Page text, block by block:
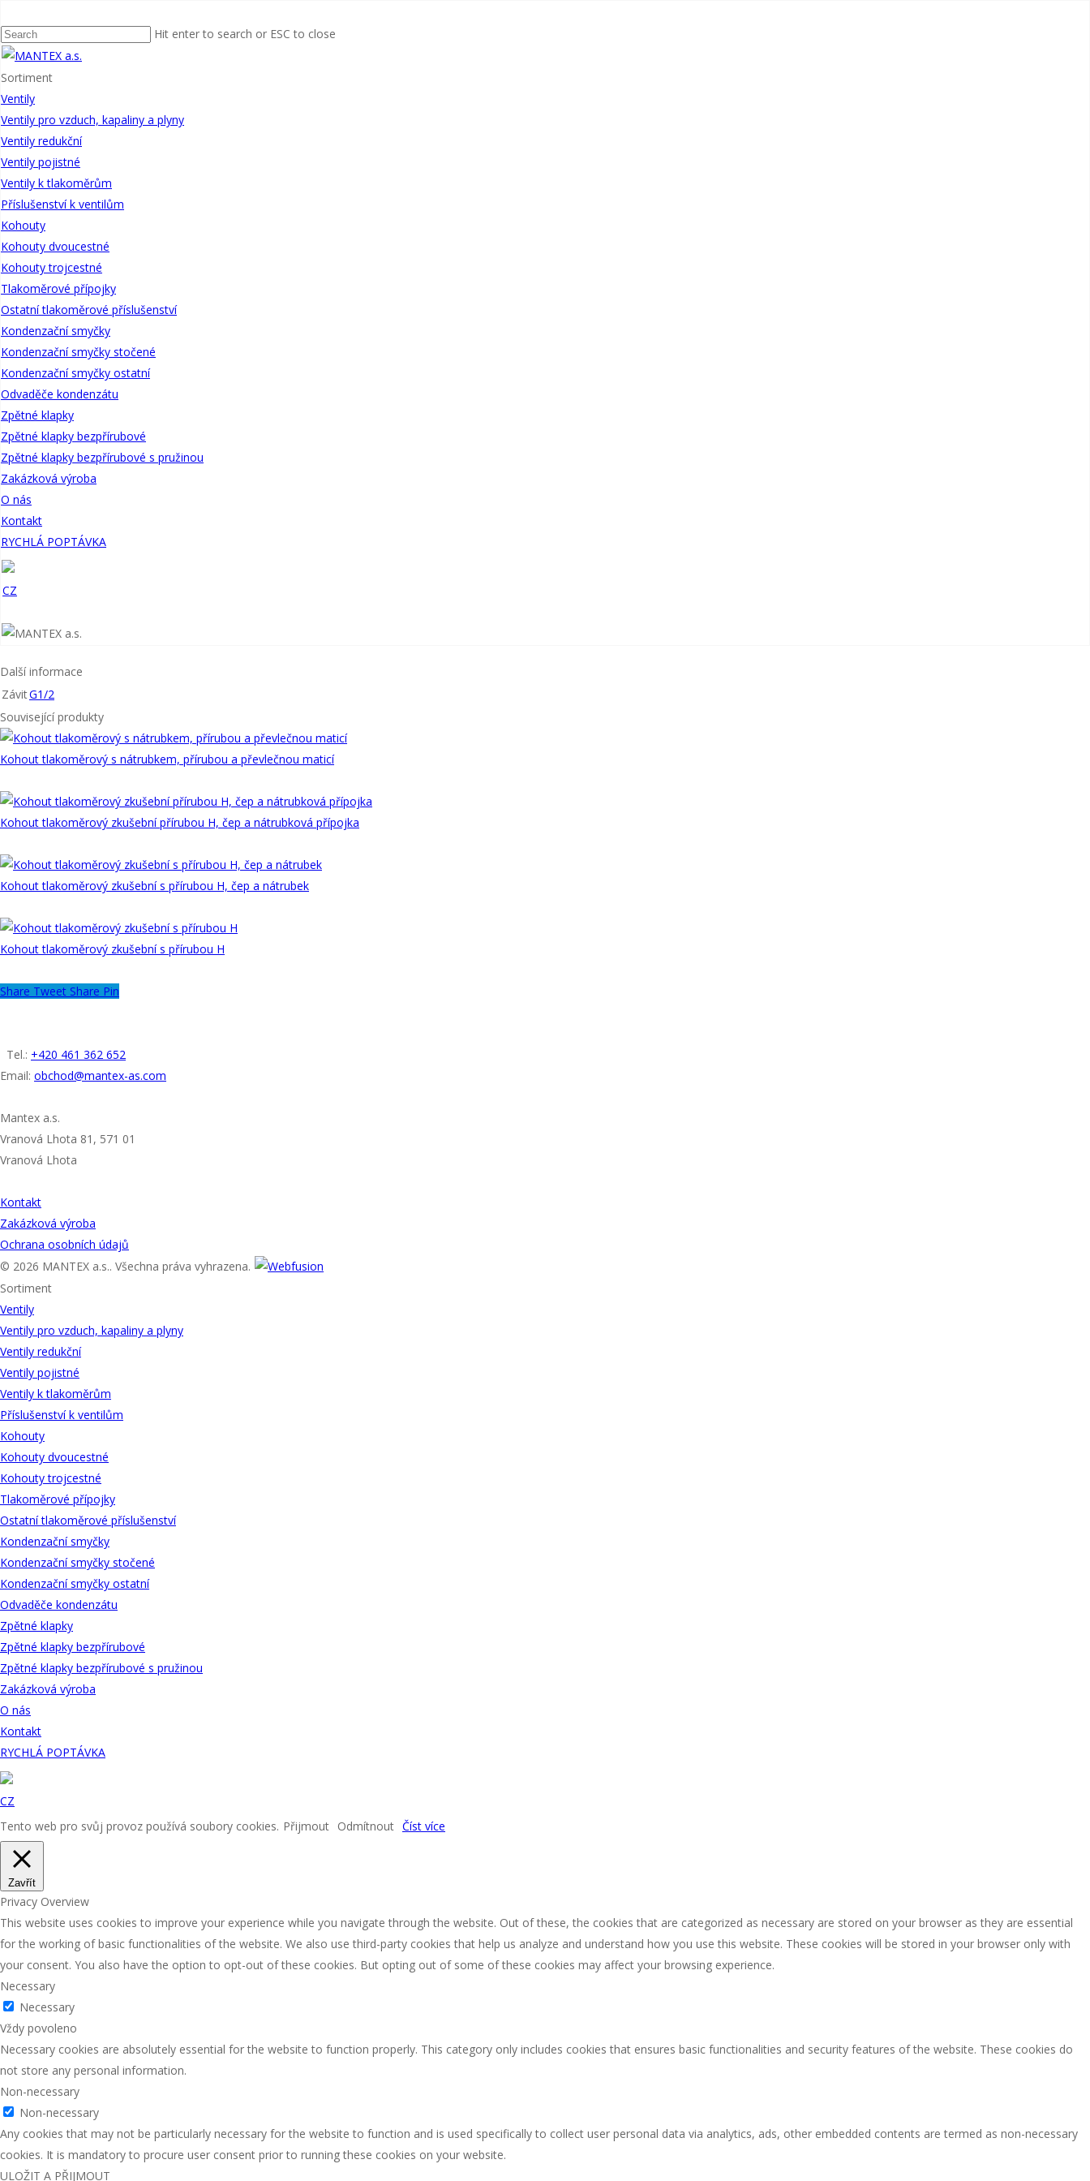
Hit enter to search or ESC to close
Sortiment
Ventily
Ventily pro vzduch, kapaliny a plyny
Ventily redukční
Ventily pojistné
Ventily k tlakoměrům
Příslušenství k ventilům
Kohouty
Kohouty dvoucestné
Kohouty trojcestné
Tlakoměrové přípojky
Ostatní tlakoměrové příslušenství
Kondenzační smyčky
Kondenzační smyčky stočené
Kondenzační smyčky ostatní
Odvaděče kondenzátu
Zpětné klapky
Zpětné klapky bezpřírubové
Zpětné klapky bezpřírubové s pružinou
Zakázková výroba
O nás
Kontakt
RYCHLÁ POPTÁVKA
CZ
Kohout tlakoměrový s přírubou H, nátrubkem a převlečnou maticí
Pro připojení tlakoměru a zkušebního tlakoměru s plochým těsněním. Kohout není způsobilý k regulaci. Kohout lze použít pro vodu a vzduch při:
Teplota [°C]: 50
Tlak [MPa]: 2,5
Zobrazit informace o výrobku
Katalogový list G1/2
ZávitG1/2
Vyčistit
Kategorie:Kohouty trojcestné
Popis
Další informace
Těleso kohoutku je obrobek z tyče, kužel je přidržován zdola maticí. Tlakoměrový kohout je armatura sloužící k uzavření průtoku provozní látky. Boční výstup s přírubou slouží k připojení zkušebního
tlakoměru nebo k odvzdušňování tlakoměru a profukování přípojky. Na kuželu jsou vyznačeny rýhy, udávající směr vrtání pro obsluhu kohoutu.
G 1/2
Další informace
ZávitG1/2
Související produkty
Kohout tlakoměrový s nátrubkem, přírubou a převlečnou maticí
Kohout tlakoměrový zkušební přírubou H, čep a nátrubková přípojka
Kohout tlakoměrový zkušební s přírubou H, čep a nátrubek
Kohout tlakoměrový zkušební s přírubou H
Share Tweet Share Pin
Tel.: +420 461 362 652
Email: obchod@mantex-as.com
Mantex a.s.
Vranová Lhota 81, 571 01
Vranová Lhota
Kontakt
Zakázková výroba
Ochrana osobních údajů
© 2026 MANTEX a.s.. Všechna práva vyhrazena.
Sortiment
Ventily
Ventily pro vzduch, kapaliny a plyny
Ventily redukční
Ventily pojistné
Ventily k tlakoměrům
Příslušenství k ventilům
Kohouty
Kohouty dvoucestné
Kohouty trojcestné
Tlakoměrové přípojky
Ostatní tlakoměrové příslušenství
Kondenzační smyčky
Kondenzační smyčky stočené
Kondenzační smyčky ostatní
Odvaděče kondenzátu
Zpětné klapky
Zpětné klapky bezpřírubové
Zpětné klapky bezpřírubové s pružinou
Zakázková výroba
O nás
Kontakt
RYCHLÁ POPTÁVKA
CZ
Tento web pro svůj provoz používá soubory cookies. Přijmout Odmítnout Číst více
Zavřít
Privacy Overview
This website uses cookies to improve your experience while you navigate through the website. Out of these, the cookies that are categorized as necessary are stored on your browser as they are essential
for the working of basic functionalities of the website. We also use third-party cookies that help us analyze and understand how you use this website. These cookies will be stored in your browser only with
your consent. You also have the option to opt-out of these cookies. But opting out of some of these cookies may affect your browsing experience.
Necessary
Necessary
Vždy povoleno
Necessary cookies are absolutely essential for the website to function properly. This category only includes cookies that ensures basic functionalities and security features of the website. These cookies do
not store any personal information.
Non-necessary
Non-necessary
Any cookies that may not be particularly necessary for the website to function and is used specifically to collect user personal data via analytics, ads, other embedded contents are termed as non-necessary
cookies. It is mandatory to procure user consent prior to running these cookies on your website.
ULOŽIT A PŘIJMOUT